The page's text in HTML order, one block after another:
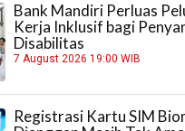
Bank Mandiri Perluas
Kerja Inklusif bagi
Disabilitas
7 August 2026 19:00 WIB
Registrasi Kartu SIM